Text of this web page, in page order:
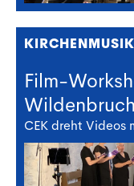
KIRCHENMUSIK
Film-
Wildenbruch
CEK dreht Videos